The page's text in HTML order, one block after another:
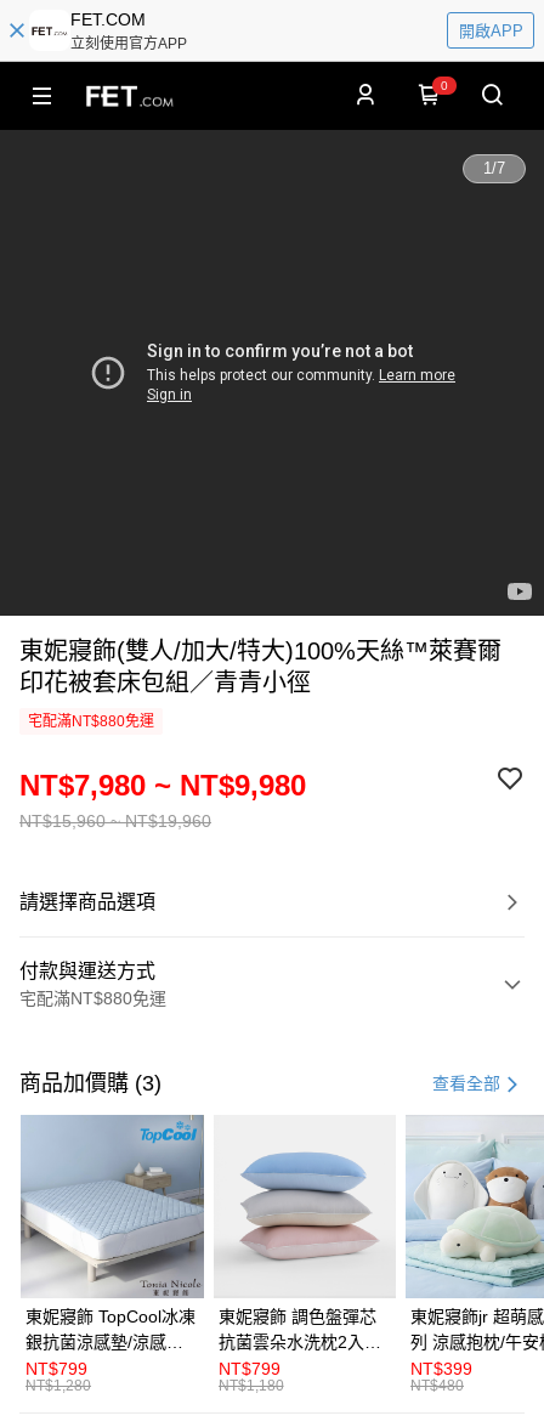
FET.COM
立刻使用官方APP
開啟APP
0
1/7
東妮寢飾(雙人/加大/特大)100%天絲™萊賽爾
印花被套床包組／青青小徑
宅配滿NT$880免運
NT$15,960 ~ NT$19,960
NT$7,980 ~ NT$9,980
請選擇商品選項
付款與運送方式
宅配滿NT$880免運
信用卡一次付款
悠遊付
Google Pay
全盈+PAY
ATM付款
商品加價購 (3) 查看全部
東妮寢飾 TopCool冰凍
銀抗菌涼感墊/涼感保
潔墊-8色任選(單人/雙
人/加大/特大)
NT$799
NT$1,280
東妮寢飾 調色盤彈芯
抗菌雲朵水洗枕2入組
(多款任選)
NT$799
NT$1,180
東妮寢飾jr 超萌感凍系
列 涼感抱枕/午安
NT$399
NT$480